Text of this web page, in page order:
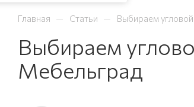
Главная — Статьи — Выбираем
Выбираем
Мебельград